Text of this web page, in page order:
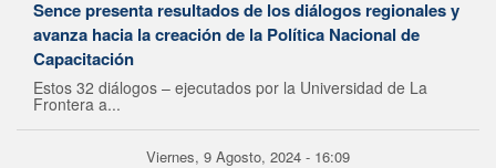
Sence presenta resultados de los diálogos regionales y
avanza hacia la creación de la Política Nacional de
Capacitación
Estos 32 diálogos – ejecutados por la Universidad de La
Frontera a...
Viernes, 9 Agosto, 2024 - 16:09